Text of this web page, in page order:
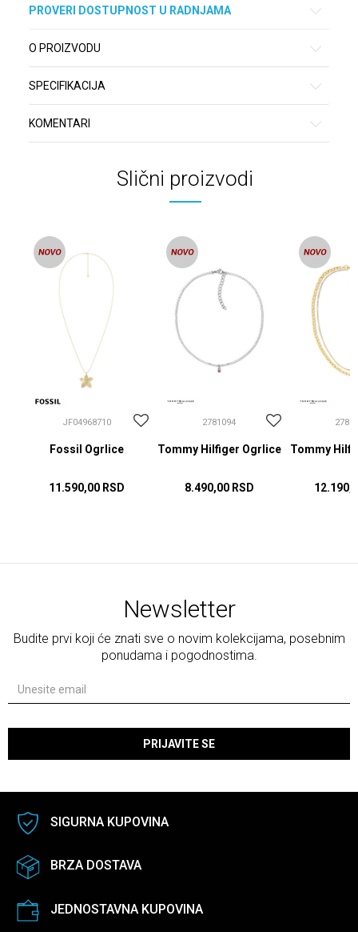
PROVERI DOSTUPNOST U RADNJAMA
O PROIZVODU
SPECIFIKACIJA
KOMENTARI
Slični proizvodi
JF04968710
Fossil Ogrlice
11.590,00 RSD
2781094
Tommy Hilfiger Ogrlice
8.490,00 RSD
Tommy
Newsletter
Budite prvi koji će znati sve o novim kolekcijama, posebnim
ponudama i pogodnostima.
PRIJAVITE SE
SIGURNA KUPOVINA
BRZA DOSTAVA
JEDNOSTAVNA KUPOVINA